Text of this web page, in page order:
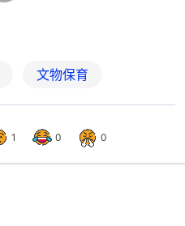
文物保育
1 0 0